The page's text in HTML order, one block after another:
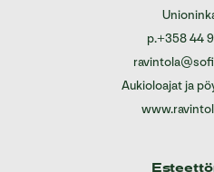
p.+358 44
Aukioloajat ja